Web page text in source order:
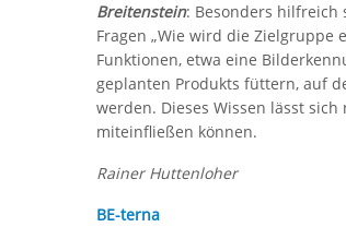
Breitenstein: Besonders hilfreich
Fragen „Wie wird die Zielgruppe
Funktionen, etwa eine
geplanten Produkts füttern, auf
werden. Dieses Wissen lässt
miteinfließen können.
Rainer Huttenloher
BE-terna